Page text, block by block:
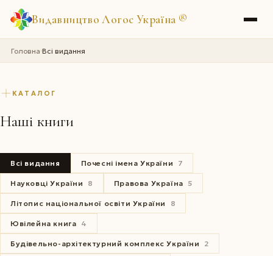
Видавництво Логос Україна ®
Головна›Всі видання
КАТАЛОГ
Наші книги
Всі видання Почесні імена України 7
Науковці України 8 Правова Україна 5
Літопис національної освіти України 8
Ювілейна книга 4
Будівельно-архітектурний комплекс України 2